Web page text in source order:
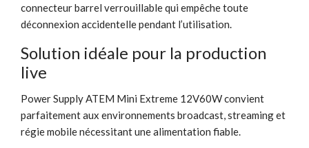
connecteur barrel verrouillable qui empêche toute
déconnexion accidentelle pendant l’utilisation.
Solution idéale pour la production
live
Power Supply ATEM Mini Extreme 12V60W convient
parfaitement aux environnements broadcast, streaming et
régie mobile nécessitant une alimentation fiable.